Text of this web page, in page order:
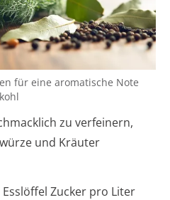
für eine aromatische Note
zu verfeinern,
und Kräuter
Esslöffel Zucker pro Liter